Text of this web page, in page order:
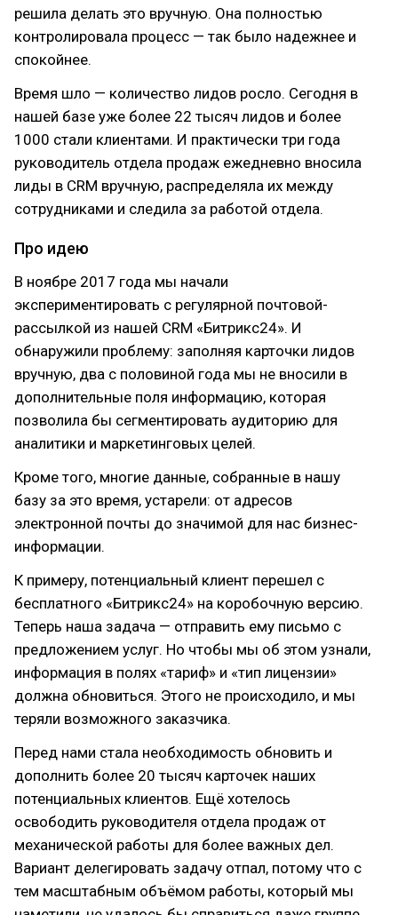
решила делать это вручную. Она полностью
контролировала процесс — так было надежнее и
спокойнее.
Время шло — количество лидов росло. Сегодня в
нашей базе уже более 22 тысяч лидов и более
1000 стали клиентами. И практически три года
руководитель отдела продаж ежедневно вносила
лиды в CRM вручную, распределяла их между
сотрудниками и следила за работой отдела.
Про идею
В ноябре 2017 года мы начали
экспериментировать с регулярной почтовой-
рассылкой из нашей CRM «Битрикс24». И
обнаружили проблему: заполняя карточки лидов
вручную, два с половиной года мы не вносили в
дополнительные поля информацию, которая
позволила бы сегментировать аудиторию для
аналитики и маркетинговых целей.
Кроме того, многие данные, собранные в нашу
базу за это время, устарели: от адресов
электронной почты до значимой для нас бизнес-
информации.
К примеру, потенциальный клиент перешел с
бесплатного «Битрикс24» на коробочную версию.
Теперь наша задача — отправить ему письмо с
предложением услуг. Но чтобы мы об этом узнали,
информация в полях «тариф» и «тип лицензии»
должна обновиться. Этого не происходило, и мы
теряли возможного заказчика.
Перед нами стала необходимость обновить и
дополнить более 20 тысяч карточек наших
потенциальных клиентов. Ещё хотелось
освободить руководителя отдела продаж от
механической работы для более важных дел.
Вариант делегировать задачу отпал, потому что с
тем масштабным объёмом работы, который мы